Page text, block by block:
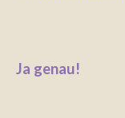
Ja genau!